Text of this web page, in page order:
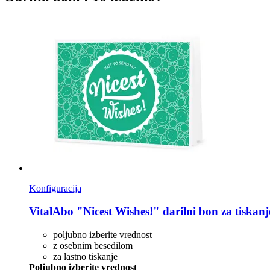
Konfiguracija
VitalAbo "Nicest Wishes!" darilni bon za
poljubno izberite vrednost
z osebnim besedilom
za lastno tiskanje
Poljubno izberite vrednost